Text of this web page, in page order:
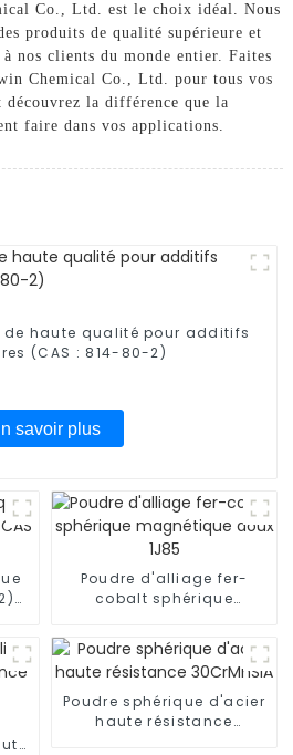
Co., Ltd. est le choix idéal. Nous
produits de qualité supérieure et
nos clients du monde entier. Faites
Chemical Co., Ltd. pour tous vos
la différence que la
faire dans vos applications.
haute qualité pour additifs
(CAS : 814-80-2)
savoir plus
Poudre d'alliage fer-
cobalt sphérique
Poudre sphérique d'acier
haute résistance